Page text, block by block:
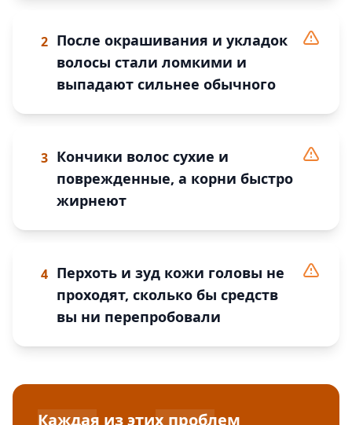
2 После окрашивания и укладок
волосы стали ломкими и
выпадают сильнее обычного
3 Кончики волос сухие и
поврежденные, а корни быстро
жирнеют
4 Перхоть и зуд кожи головы не
проходят, сколько бы средств
вы ни перепробовали
Каждая из этих проблем